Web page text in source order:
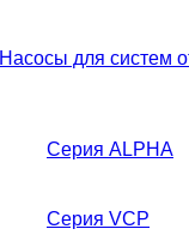
Насосы для систем
Серия ALPHA
Серия VCP